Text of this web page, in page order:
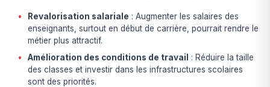
Revalorisation salariale : Augmenter les salaires des
enseignants, surtout en début de carrière, pourrait rendre le
métier plus attractif.
Amélioration des conditions de travail : Réduire la taille
des classes et investir dans les infrastructures scolaires
sont des priorités.